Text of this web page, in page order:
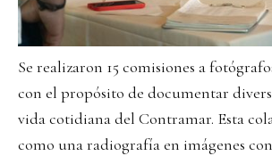
Se realizaron 15 comisiones a
con el propósito de documentar
vida cotidiana del Contramar. Esta
como una radiografía en imágenes